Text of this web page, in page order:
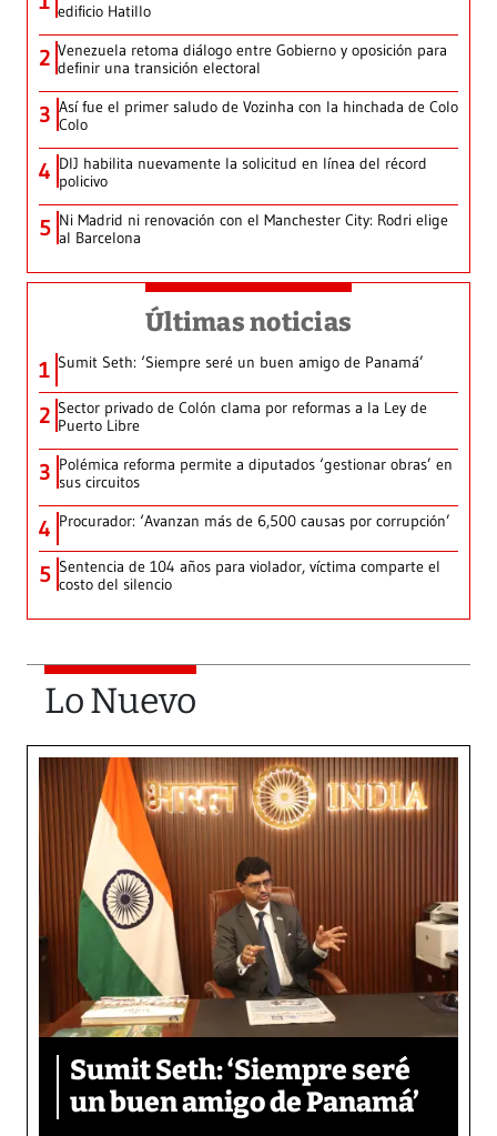
edificio Hatillo
2 Venezuela retoma diálogo entre Gobierno y oposición para
definir una transición electoral
3 Así fue el primer saludo de Vozinha con la hinchada de Colo
Colo
4 DIJ habilita nuevamente la solicitud en línea del récord
policivo
5 Ni Madrid ni renovación con el Manchester City: Rodri elige
al Barcelona
Últimas noticias
1 Sumit Seth: ‘Siempre seré un buen amigo de Panamá’
2 Sector privado de Colón clama por reformas a la Ley de
Puerto Libre
3 Polémica reforma permite a diputados ‘gestionar obras’ en
sus circuitos
4 Procurador: ‘Avanzan más de 6,500 causas por corrupción’
5 Sentencia de 104 años para violador, víctima comparte el
costo del silencio
Lo Nuevo
Sumit Seth: ‘Siempre seré
un buen amigo de Panamá’